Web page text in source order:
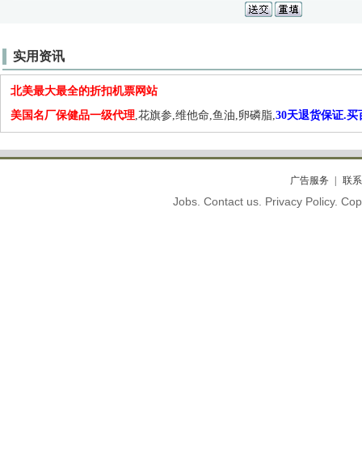
实用资讯
北美最大最全的折扣机票网站
美国名厂保健品一级代理,花旗参,维他命,鱼油,卵磷脂,30天退货保证.买
广告服务 联
Jobs. Contact us. Privacy Policy.